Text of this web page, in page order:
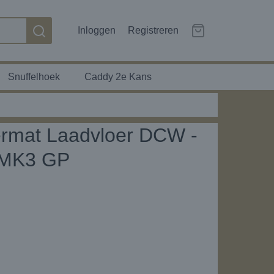
Inloggen Registreren
Snuffelhoek Caddy 2e Kans
Laadvloer DCW -
GP